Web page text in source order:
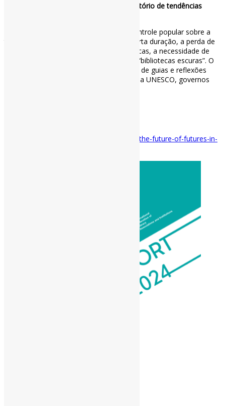
O futuro dos futuros nas bibliotecas: Relatório de tendências
Os novos cenários exploram ideias de controle popular sobre a
tecnologia, o crescimento do vídeo de curta duração, a perda de
nações inteiras para as mudanças climáticas, a necessidade de
comunidade entre os idosos e a ideia de “bibliotecas escuras”. O
novo capítulo é baseado em uma revisão de guias e reflexões
disponíveis sobre o pensamento futuro, da UNESCO, governos
https://www.ifla.org/news/the-future-of-futures-in-